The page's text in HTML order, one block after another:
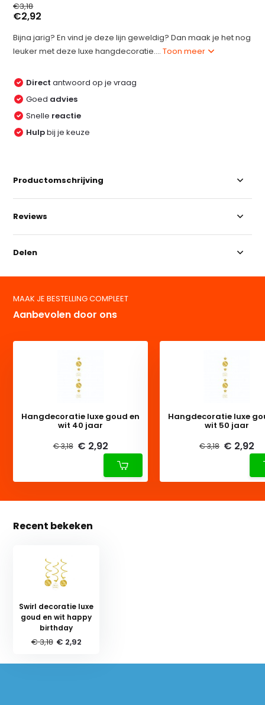
€3,18
€2,92
Bijna jarig? En vind je deze lijn geweldig? Dan maak je het nog
leuker met deze luxe hangdecoratie....Toon meer
Direct antwoord op je vraag
Goed advies
Snelle reactie
Hulpbij je keuze
Productomschrijving
Reviews
Delen
MAAK JE BESTELLING COMPLEET
Aanbevolen door ons
Hangdecoratie luxe goud en
wit 40 jaar
€ 3,18 € 2,92
Hangdecoratie luxe
wit 50 jaar
€ 3,18 € 2,92
Recent bekeken
Swirl decoratie luxe
goud en wit happy
birthday
€ 3,18 € 2,92